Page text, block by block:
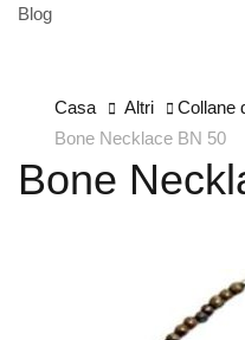
Blog
Casa Altri
Collane
Bone Necklace BN 50
Bone